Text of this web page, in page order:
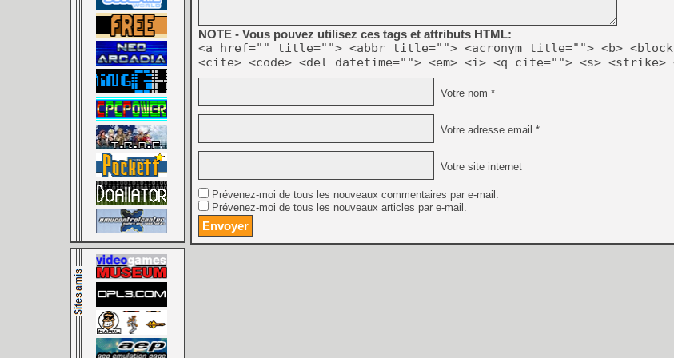
NOTE - Vous pouvez utilisez ces tags et attributs HTML:
<a href="" title=""> <abbr title=""> <acronym title=""> <b>
<cite> <code> <del datetime=""> <em> <i> <q cite=""> <s> <strike>
Votre nom *
Votre adresse email *
Votre site internet
Prévenez-moi de tous les nouveaux commentaires par e-mail.
Prévenez-moi de tous les nouveaux articles par e-mail.